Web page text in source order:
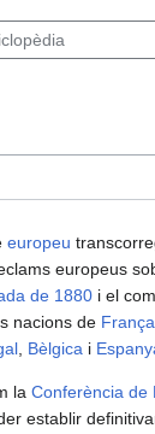
europeu
europeus
de 1880 i el
nacions de França
Bèlgica i
la Conferència de
establir